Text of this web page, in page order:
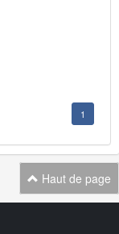
1
Haut de page